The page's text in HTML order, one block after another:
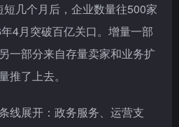
几个月后，企业数量往500家
4月突破百亿关口。增量一部
一部分来自存量卖家和业务扩
推了上去。
线展开：政务服务、运营支